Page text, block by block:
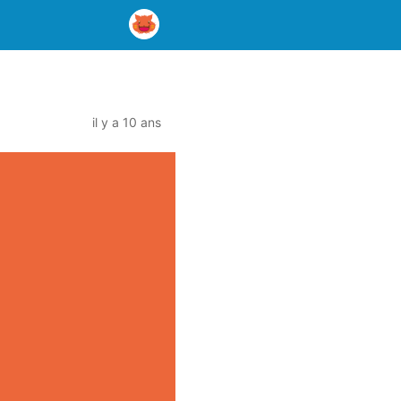
il y a 10 ans